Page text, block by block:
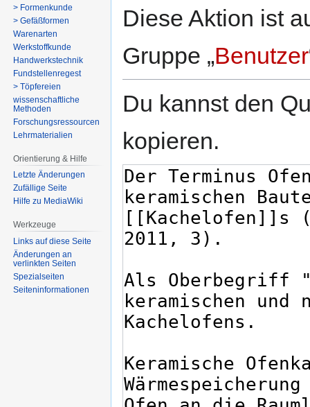
Diese Aktion ist
Gruppe „Benutzer
Du kannst den
kopieren.
> Formenkunde
> Gefäßformen
Warenarten
Werkstoffkunde
Handwerkstechnik
Fundstellenregest
> Töpfereien
wissenschaftliche
Methoden
Forschungsressourcen
Lehrmaterialien
Orientierung & Hilfe
Letzte Änderungen
Zufällige Seite
Hilfe zu MediaWiki
Werkzeuge
Links auf diese Seite
Änderungen an
verlinkten Seiten
Spezialseiten
Seiten­­informationen